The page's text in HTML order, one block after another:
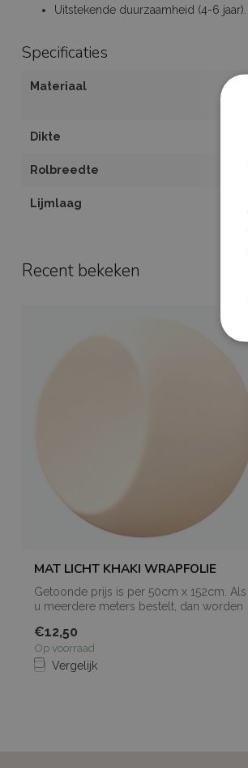
Uitstekende duurzaamheid (4-6 jaar).
Specificaties
Materiaal
Dikte
Rolbreedte
Lijmlaag
Recent bekeken
MAT LICHT KHAKI WRAPFOLIE
Getoonde prijs is per 50cm x 152cm. Als
u meerdere meters bestelt, dan worden
€12,50
Op voorraad
Vergelijk